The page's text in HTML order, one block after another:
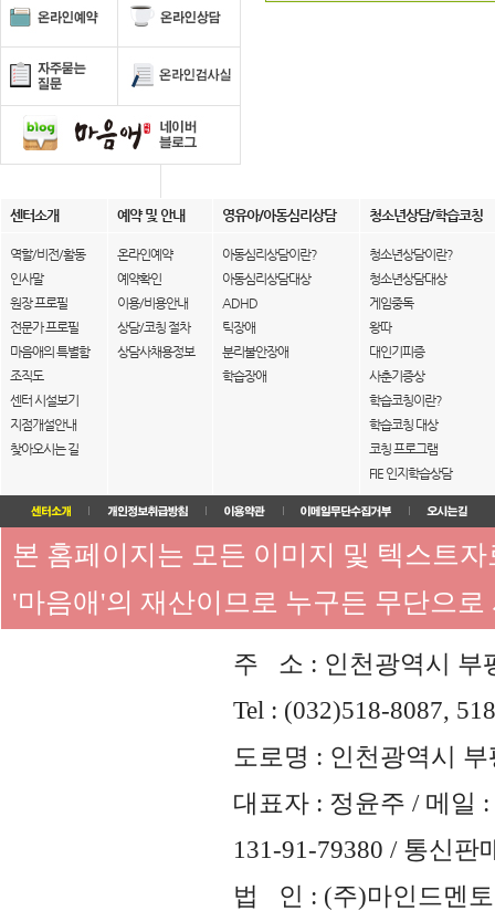
센터소개 예약 및 안내 영유아/아동심리상담 청소년상담/학습코칭
역할/비전/활동
인사말
원장 프로필
전문가 프로필
마음애의 특별함
조직도
센터 시설보기
지점개설안내
찾아오시는 길
온라인예약
예약확인
이용/비용안내
상담/코칭 절차
상담사채용정보
아동심리상담이란?
아동심리상담대상
ADHD
틱장애
분리불안장애
학습장애
청소년상담이란?
청소년상담대상
게임중독
왕따
대인기피증
사춘기증상
학습코칭이란?
학습코칭 대상
코칭 프로그램
FIE 인지학습상담
본 홈페이지는 모든 이미지 및 텍스트
'마음애'의 재산이므로 누구든 무단으
주 소 : 인천광역시 부
Tel : (032)518-8087,
도로명 : 인천광역시
대표자 : 정윤주 / 메일 :
131-91-79380 / 통신판
법 인 : (주)마인드멘토